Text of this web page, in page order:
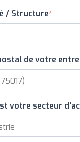
/ Structure
de votre
votre secteur